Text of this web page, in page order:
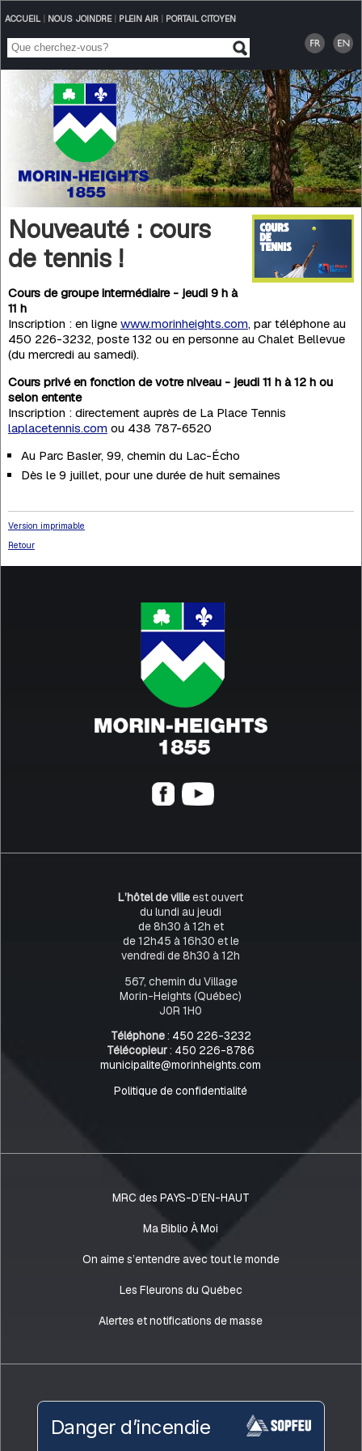
ACCUEIL| NOUS JOINDRE| PLEIN AIR| PORTAIL CITOYEN
Nouveauté : cours
de tennis !
Cours de groupe intermédiaire - jeudi 9 h à
11 h
Inscription : en ligne www.morinheights.com, par téléphone au
450 226-3232, poste 132 ou en personne au Chalet Bellevue
(du mercredi au samedi).
Cours privé en fonction de votre niveau - jeudi 11 h à 12 h ou
selon entente
Inscription : directement auprès de La Place Tennis
laplacetennis.com ou 438 787-6520
Au Parc Basler, 99, chemin du Lac-Écho
Dès le 9 juillet, pour une durée de huit semaines
Version imprimable
Retour
L’hôtel de villeest ouvert
du lundi au jeudi
de 8h30 à 12h et
de 12h45 à 16h30 et le
vendredi de 8h30 à 12h
567, chemin du Village
Morin-Heights (Québec)
J0R 1H0
Téléphone: 450 226-3232
Télécopieur: 450 226-8786
municipalite@morinheights.com
Politique de confidentialité
MRC des PAYS-D’EN-HAUT
Ma Biblio À Moi
On aime s’entendre avec tout le monde
Les Fleurons du Québec
Alertes et notifications de masse
Danger d’incendie